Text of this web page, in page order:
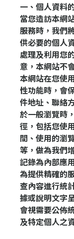
一、個人資料
當您造訪本網
服務時，我們
供必要的個人
處理及利用您
意，本網站不
本網站在您使
性功能時，會
件地址、聯絡
於一般瀏覽時
徑，包括您使
間、使用的瀏
等，做為我們
記錄為內部應
為提供精確的
查內容進行統
據或說明文字
會視需要公佈
及特定個人之